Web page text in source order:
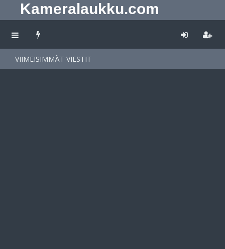
Kameralaukku.com
VIIMEISIMMÄT VIESTIT